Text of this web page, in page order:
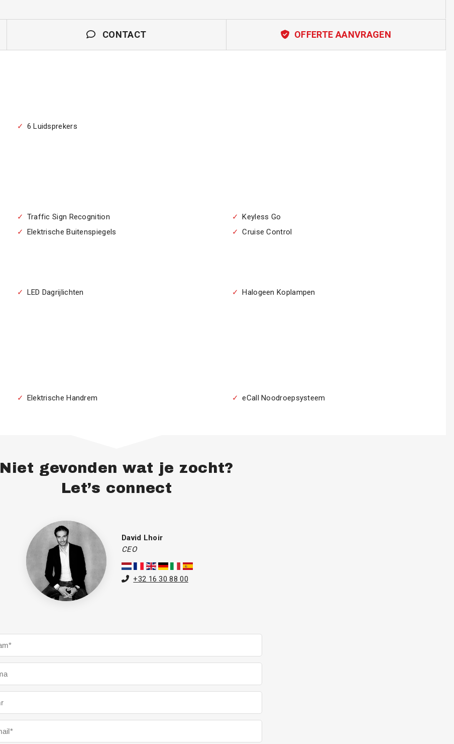
CONTACT OFFERTE AANVRAGEN
6 Luidsprekers
Traffic Sign Recognition
Elektrische Buitenspiegels
Keyless Go
Cruise Control
LED Dagrijlichten
Halogeen Koplampen
Elektrische Handrem
eCall Noodroepsysteem
Niet gevonden wat je zocht?
Let’s connect
David Lhoir
CEO
+32 16 30 88 00